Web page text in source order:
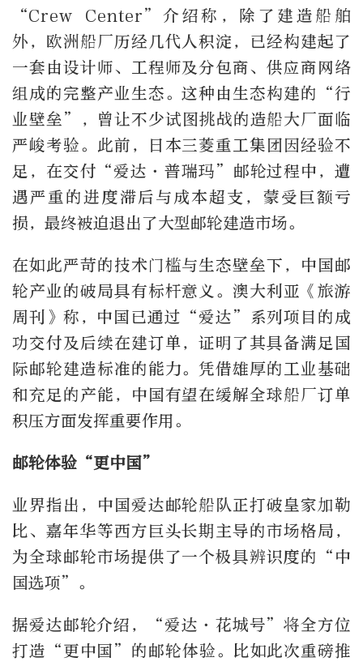
“Crew Center”介绍称，除了建造船舶
外，欧洲船厂历经几代人积淀，已经构建起了
一套由设计师、工程师及分包商、供应商网络
组成的完整产业生态。这种由生态构建的“行
业壁垒”，曾让不少试图挑战的造船大厂面临
严峻考验。此前，日本三菱重工集团因经验不
足，在交付“爱达·普瑞玛”邮轮过程中，遭
遇严重的进度滞后与成本超支，蒙受巨额亏
损，最终被迫退出了大型邮轮建造市场。
在如此严苛的技术门槛与生态壁垒下，中国邮
轮产业的破局具有标杆意义。澳大利亚《旅游
周刊》称，中国已通过“爱达”系列项目的成
功交付及后续在建订单，证明了其具备满足国
际邮轮建造标准的能力。凭借雄厚的工业基础
和充足的产能，中国有望在缓解全球船厂订单
积压方面发挥重要作用。
邮轮体验“更中国”
业界指出，中国爱达邮轮船队正打破皇家加勒
比、嘉年华等西方巨头长期主导的市场格局，
为全球邮轮市场提供了一个极具辨识度的“中
国选项”。
据爱达邮轮介绍，“爱达·花城号”将全方位
打造“更中国”的邮轮体验。比如此次重磅推